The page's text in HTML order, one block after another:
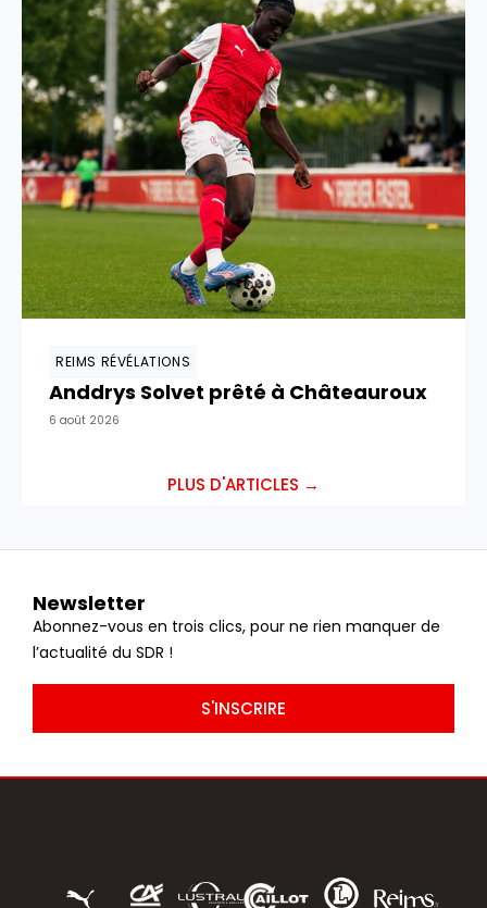
REIMS RÉVÉLATIONS
Anddrys Solvet prêté à Châteauroux
6 août 2026
PLUS D'ARTICLES →
Newsletter
Abonnez-vous en trois clics, pour ne rien manquer de
l’actualité du SDR !
S'INSCRIRE